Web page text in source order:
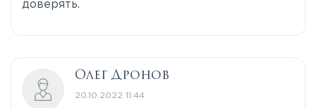
доверять.
Олег Дронов
20.10.2022 11:44